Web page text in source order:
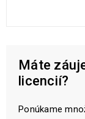
Máte
licencií?
Ponúkame